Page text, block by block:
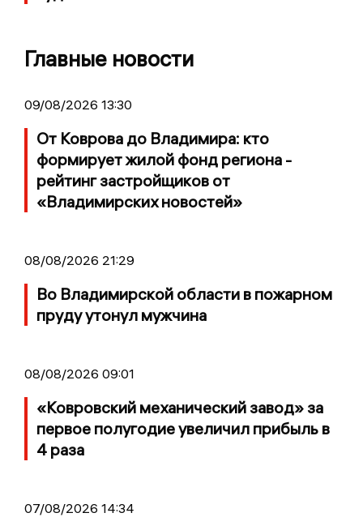
Главные новости
09/08/2026 13:30
От Коврова до Владимира: кто
формирует жилой фонд региона -
рейтинг застройщиков от
«Владимирских новостей»
08/08/2026 21:29
Во Владимирской области в пожарном
пруду утонул мужчина
08/08/2026 09:01
«Ковровский механический завод» за
первое полугодие увеличил прибыль в
4 раза
07/08/2026 14:34